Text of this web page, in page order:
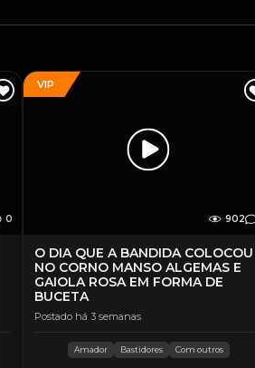
0
VIP
902
O DIA QUE A BANDIDA COLOCOU
NO CORNO MANSO ALGEMAS E
GAIOLA ROSA EM FORMA DE
BUCETA
Postado há 3 semanas
Amador Bastidores Com outros